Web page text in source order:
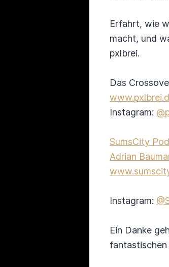
Erfahrt, wie
macht, und
pxlbrei.
Das
Instagram:
SumsCity
Adrian
Instagram:
Ein Danke
fantastischen